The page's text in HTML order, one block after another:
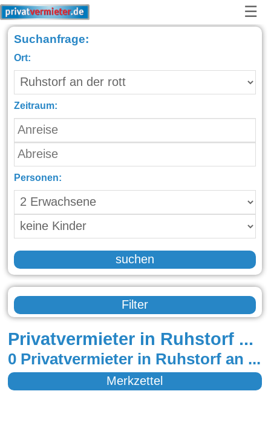
☰
Suchanfrage:
Ort:
Zeitraum:
Personen:
suchen
Filter
Privatvermieter in Ruhstorf an der rott
0 Privatvermieter in Ruhstorf an der rott
Merkzettel